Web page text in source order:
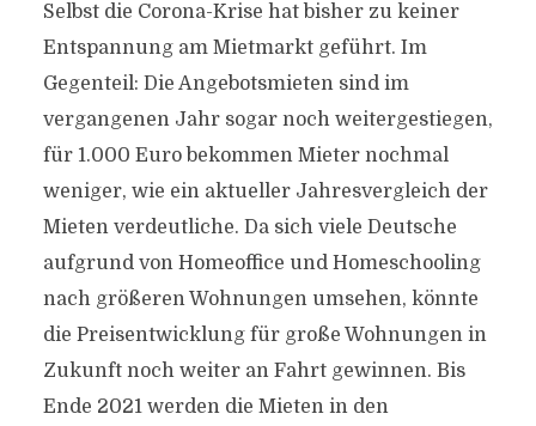
Selbst die Corona-Krise hat bisher zu keiner
Entspannung am Mietmarkt geführt. Im
Gegenteil: Die Angebotsmieten sind im
vergangenen Jahr sogar noch weitergestiegen,
für 1.000 Euro bekommen Mieter nochmal
weniger, wie ein aktueller Jahresvergleich der
Mieten verdeutliche. Da sich viele Deutsche
aufgrund von Homeoffice und Homeschooling
nach größeren Wohnungen umsehen, könnte
die Preisentwicklung für große Wohnungen in
Zukunft noch weiter an Fahrt gewinnen. Bis
Ende 2021 werden die Mieten in den